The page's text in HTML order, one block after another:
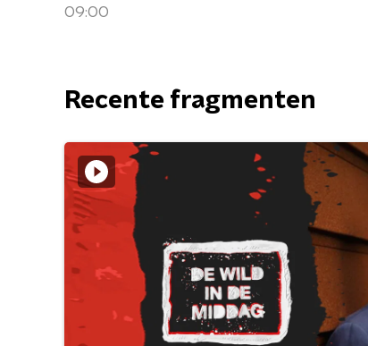
09:00
Recente fragmenten